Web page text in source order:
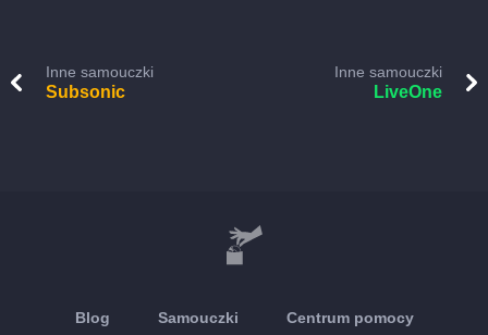
Inne samouczki
Subsonic
Inne samouczki
LiveOne
Blog Samouczki Centrum pomocy